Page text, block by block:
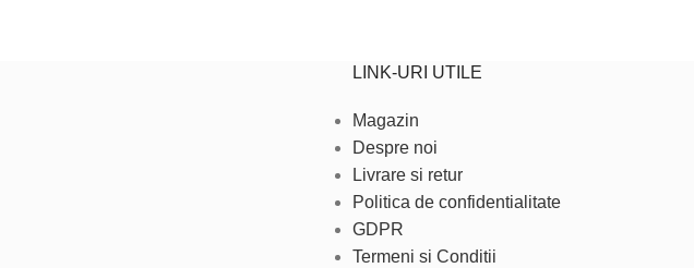
LINK-URI UTILE
Magazin
Despre noi
Livrare si retur
Politica de confidentialitate
GDPR
Termeni si Conditii